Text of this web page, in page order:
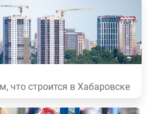
что строится в Хабаровске